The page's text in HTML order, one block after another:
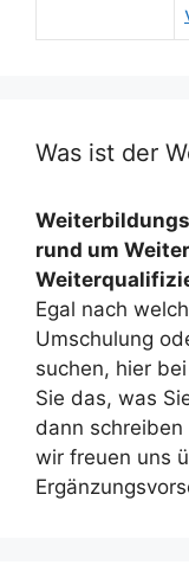
Was ist der
rund um
Egal nach
Umschulung
suchen, hier
Sie das, was
dann
wir freuen uns